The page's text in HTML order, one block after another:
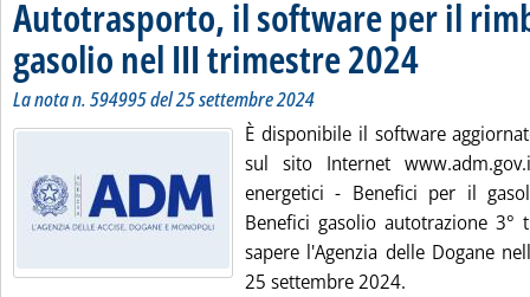
Autotrasporto, il software per il
gasolio nel III trimestre 2024
La nota n. 594995 del 25 settembre 2024
È disponibile il software
sul sito Internet
energetici - Benefici per il
Benefici gasolio autotrazione 3°
sapere l'Agenzia delle Dogane
25 settembre 2024.